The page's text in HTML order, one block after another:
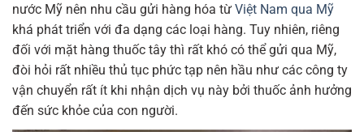
nước Mỹ nên nhu cầu gửi hàng hóa từ Việt Nam qua Mỹ
khá phát triển với đa dạng các loại hàng. Tuy nhiên, riêng
đối với mặt hàng thuốc tây thì rất khó có thể gửi qua Mỹ,
đòi hỏi rất nhiều thủ tục phức tạp nên hầu như các công ty
vận chuyển rất ít khi nhận dịch vụ này bởi thuốc ảnh hưởng
đến sức khỏe của con người.